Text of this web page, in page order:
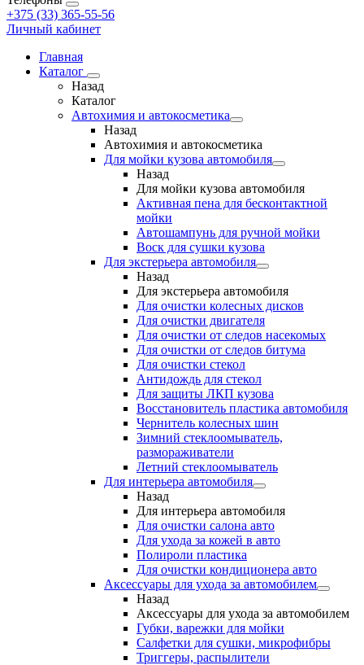
+375 (33) 365-55-56
Личный кабинет
Главная
Каталог
Назад
Каталог
Автохимия и автокосметика
Назад
Автохимия и автокосметика
Для мойки кузова автомобиля
Назад
Для мойки кузова автомобиля
Активная пена для бесконтактной
мойки
Автошампунь для ручной мойки
Воск для сушки кузова
Для экстерьера автомобиля
Назад
Для экстерьера автомобиля
Для очистки колесных дисков
Для очистки двигателя
Для очистки от следов насекомых
Для очистки от следов битума
Для очистки стекол
Антидождь для стекол
Для защиты ЛКП кузова
Восстановитель пластика автомобиля
Чернитель колесных шин
Зимний стеклоомыватель,
размораживатели
Летний стеклоомыватель
Для интерьера автомобиля
Назад
Для интерьера автомобиля
Для очистки салона авто
Для ухода за кожей в авто
Полироли пластика
Для очистки кондиционера авто
Аксессуары для ухода за автомобилем
Назад
Аксессуары для ухода за автомобилем
Губки, варежки для мойки
Салфетки для сушки, микрофибры
Триггеры, распылители